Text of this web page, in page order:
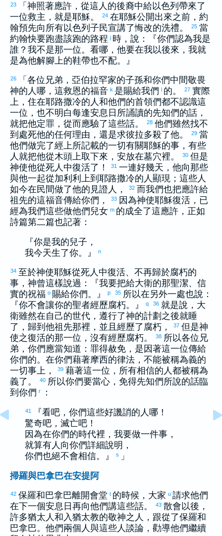
23 「神照著應許，從這人的後裔中給以色列 帶來了
一位救主，就是耶穌。
24 在耶穌公開出來之前， 約
翰預先向所有以色列 子民宣講了悔改的洗禮。 25 當
約翰快要跑盡該跑的路程 j 時，說：『你們認為我是
誰？我不是那一位。看哪，他要在我以後來，我就
是為他解腳上的鞋帶也不配。』
26 「各位兄弟， 亞伯拉罕家的子孫和你們中間敬畏
神的人哪，這救恩的福音 k 是賜給我們 l 的。 27 實際
上，住在耶路撒冷的人和他們的首領們都不認識這
一位，也不明白每逢安息日所誦讀的先知們的話，
就把他定罪，從而應驗了這些話。
28 他們雖然找不
到處死他的任何理由，還是求彼拉多殺了他。 29 當
他們做完了經上所記載的一切有關耶穌的事，有些
人就把他從木頭上取下來，安放在墓穴裡。
30 但是
神使他從死人中復活了！
31 一連好幾天，他向那些
與他一起從加利利 上到 耶路撒冷的人顯現；這些人
如今在民間做了他的見證人，
32 而我們也把應許給
祖先的這福音傳給你們，
33 因為神使耶穌復活，已
經為我們這些做他們兒女 m 的成全了這應許，正如
詩篇第二篇也記著：
『你是我的兒子，
我今天生了你。』
n
34 至於神使耶穌從死人中復活、不再歸於腐朽的
事，神曾這樣說過：『我要把給大衛的那聖潔、信
實的祝福 o 賜給你們。』 p 35 所以在另外一處也說：
『你不會讓你的聖者經歷腐朽。』
q 36 就是說， 大
衛雖然在自己的世代，遵行了神的計劃之後就睡
了，歸到他祖先那裡，並且經歷了腐朽，
37 但是神
使之復活的那一位，沒有經歷腐朽。
38 所以各位兄
弟，你們應當知道：罪得赦免，是因著這一位傳給
你們的。在你們藉著摩西的律法，不能被稱為義的
一切事上，
39 藉著這一位，所有相信的人都被稱為
義了。
40 所以你們要當心，免得先知們所說的話臨
到你們 r ：
41
『看吧，你們這些好譏誚的人哪！
驚奇吧，滅亡吧！
因為在你們的時代裡，我要做一件事，
就算有人向你們詳細說明，
你們也絕不會相信。』
s
」
掃羅與巴拿巴在安提阿
42 保羅和 巴拿巴離開會堂 t 的時候，大家 u 請求他們
在下一個安息日再向他們講這些話。
43 散會以後，
許多猶太 人和入猶太教的敬神之人，跟從了保羅和
巴拿巴。他們兩個人與這些人談論，勸導他們繼續